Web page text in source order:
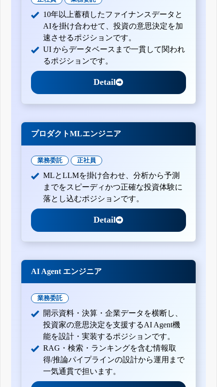
10年以上蓄積したファイナンスデータと
AIを掛け合わせて、投資の意思決定を加
速させるポジションです。
UI からデータベースまで一貫して関われ
るポジションです。
Detail
プロダクトMLエンジニア
業務委託 正社員
MLとLLMを掛け合わせ、分析から予測
までをスピーディかつ正確な投資体験に
落とし込むポジションです。
Detail
AI Agent エンジニア
業務委託
開示資料・決算・企業データを横断し、
投資家の意思決定を支援するAI Agent機
能を設計・実装するポジションです。
RAG・検索・ランキングを含む情報取
得/推論パイプラインの設計から運用まで
一気通貫で担います。